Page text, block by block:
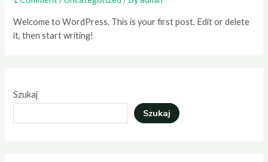
Welcome to WordPress. This is your first post. Edit or delete
it, then start writing!
Szukaj
Szukaj